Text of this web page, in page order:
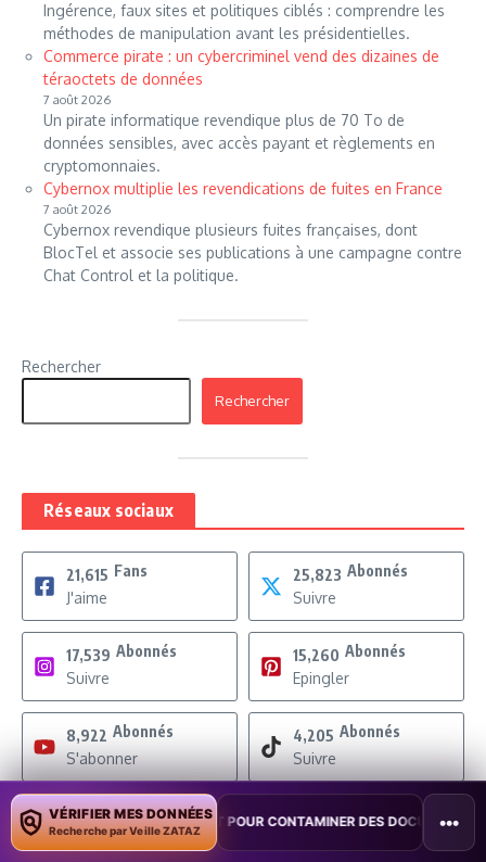
Ingérence, faux sites et politiques ciblés : comprendre les
méthodes de manipulation avant les présidentielles.
Commerce pirate : un cybercriminel vend des dizaines de
téraoctets de données
7 août 2026
Un pirate informatique revendique plus de 70 To de
données sensibles, avec accès payant et règlements en
cryptomonnaies.
Cybernox multiplie les revendications de fuites en France
7 août 2026
Cybernox revendique plusieurs fuites françaises, dont
BlocTel et associe ses publications à une campagne contre
Chat Control et la politique.
Rechercher
Rechercher
Réseaux sociaux
21,615 Fans
J'aime
25,823 Abonnés
Suivre
17,539 Abonnés
Suivre
15,260 Abonnés
Epingler
8,922 Abonnés
S'abonner
4,205 Abonnés
Suivre
1,203 Membres
Rejoindre
15,259 Abonnés
VÉRIFIER MES DONNÉES
Recherche par Veille ZATAZ
POUR CONTAMINER DES DOCUMENTS • TAÏWAN TESTE UNE
•••